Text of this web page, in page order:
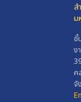
ส
ม
ชั้
ง
ค
จั